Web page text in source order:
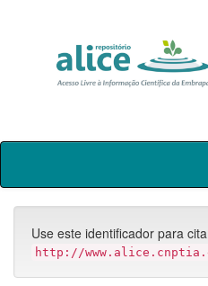
Skip
Use este identificador para
http://